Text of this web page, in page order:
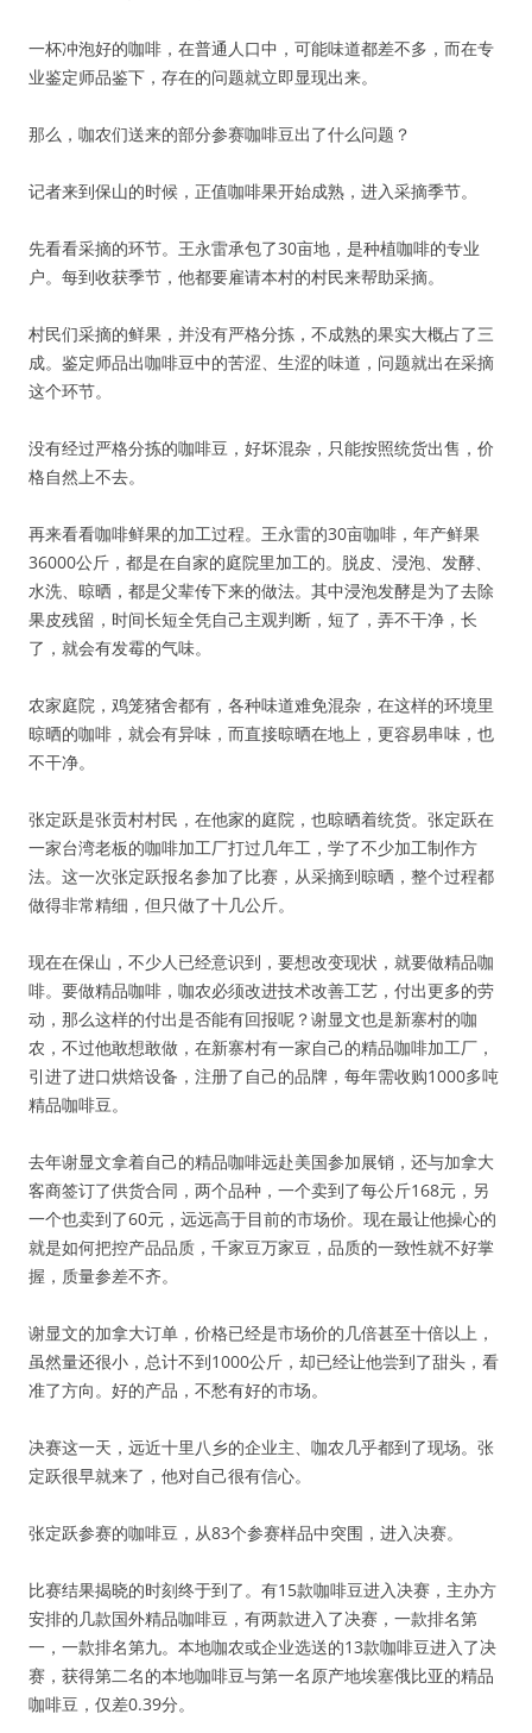
一杯冲泡好的咖啡，在普通人口中，可能味道都差不多，而在专
业鉴定师品鉴下，存在的问题就立即显现出来。
那么，咖农们送来的部分参赛咖啡豆出了什么问题？
记者来到保山的时候，正值咖啡果开始成熟，进入采摘季节。
先看看采摘的环节。王永雷承包了30亩地，是种植咖啡的专业
户。每到收获季节，他都要雇请本村的村民来帮助采摘。
村民们采摘的鲜果，并没有严格分拣，不成熟的果实大概占了三
成。鉴定师品出咖啡豆中的苦涩、生涩的味道，问题就出在采摘
这个环节。
没有经过严格分拣的咖啡豆，好坏混杂，只能按照统货出售，价
格自然上不去。
再来看看咖啡鲜果的加工过程。王永雷的30亩咖啡，年产鲜果
36000公斤，都是在自家的庭院里加工的。脱皮、浸泡、发酵、
水洗、晾晒，都是父辈传下来的做法。其中浸泡发酵是为了去除
果皮残留，时间长短全凭自己主观判断，短了，弄不干净，长
了，就会有发霉的气味。
农家庭院，鸡笼猪舍都有，各种味道难免混杂，在这样的环境里
晾晒的咖啡，就会有异味，而直接晾晒在地上，更容易串味，也
不干净。
张定跃是张贡村村民，在他家的庭院，也晾晒着统货。张定跃在
一家台湾老板的咖啡加工厂打过几年工，学了不少加工制作方
法。这一次张定跃报名参加了比赛，从采摘到晾晒，整个过程都
做得非常精细，但只做了十几公斤。
现在在保山，不少人已经意识到，要想改变现状，就要做精品咖
啡。要做精品咖啡，咖农必须改进技术改善工艺，付出更多的劳
动，那么这样的付出是否能有回报呢？谢显文也是新寨村的咖
农，不过他敢想敢做，在新寨村有一家自己的精品咖啡加工厂，
引进了进口烘焙设备，注册了自己的品牌，每年需收购1000多吨
精品咖啡豆。
去年谢显文拿着自己的精品咖啡远赴美国参加展销，还与加拿大
客商签订了供货合同，两个品种，一个卖到了每公斤168元，另
一个也卖到了60元，远远高于目前的市场价。现在最让他操心的
就是如何把控产品品质，千家豆万家豆，品质的一致性就不好掌
握，质量参差不齐。
谢显文的加拿大订单，价格已经是市场价的几倍甚至十倍以上，
虽然量还很小，总计不到1000公斤，却已经让他尝到了甜头，看
准了方向。好的产品，不愁有好的市场。
决赛这一天，远近十里八乡的企业主、咖农几乎都到了现场。张
定跃很早就来了，他对自己很有信心。
张定跃参赛的咖啡豆，从83个参赛样品中突围，进入决赛。
比赛结果揭晓的时刻终于到了。有15款咖啡豆进入决赛，主办方
安排的几款国外精品咖啡豆，有两款进入了决赛，一款排名第
一，一款排名第九。本地咖农或企业选送的13款咖啡豆进入了决
赛，获得第二名的本地咖啡豆与第一名原产地埃塞俄比亚的精品
咖啡豆，仅差0.39分。